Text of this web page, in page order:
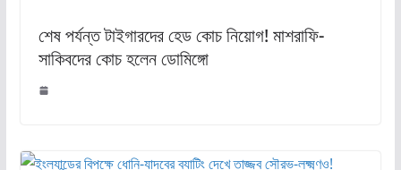
শেষ পর্যন্ত টাইগারদের হেড কোচ নিয়োগ! মাশরাফি-
সাকিবদের কোচ হলেন ডোমিঙ্গো